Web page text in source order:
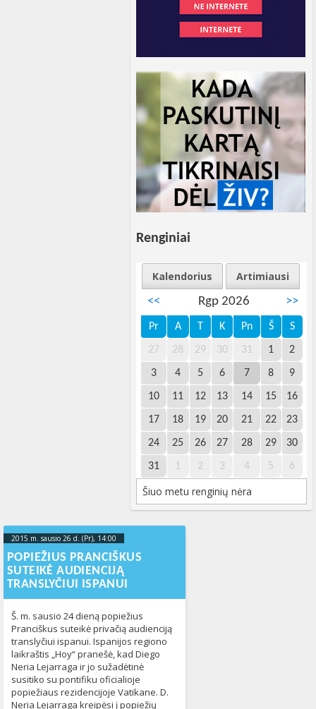
Renginiai
Kalendorius
Artimiausi
<<
Rgp 2026 >>
Pr A T K Pn Š S
27 28 29 30 31 1 2
3 4 5 6 7 8 9
10 11 12 13 14 15 16
17 18 19 20 21 22 23
24 25 26 27 28 29 30
31 1 2 3 4 5 6
Šiuo metu renginių nėra
2015 m. sausio 26 d. (Pr), 14:00
16T20:16:19+00:00
POPIEŽIUS PRANCIŠKUS
SUTEIKĖ AUDIENCIJĄ
TRANSLYČIUI ISPANUI
Š. m. sausio 24 dieną popiežius
Pranciškus suteikė privačią audienciją
translyčiui ispanui. Ispanijos regiono
laikraštis „Hoy“ pranešė, kad Diego
Neria Lejarraga ir jo sužadėtinė
susitiko su pontifiku oficialioje
popiežiaus rezidencijoje Vatikane. D.
Neria Lejarraga kreipėsi į popiežių